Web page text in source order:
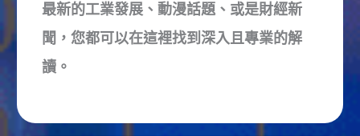
最新的工業發展、動漫話題、或是財經新
聞，您都可以在這裡找到深入且專業的解
讀。